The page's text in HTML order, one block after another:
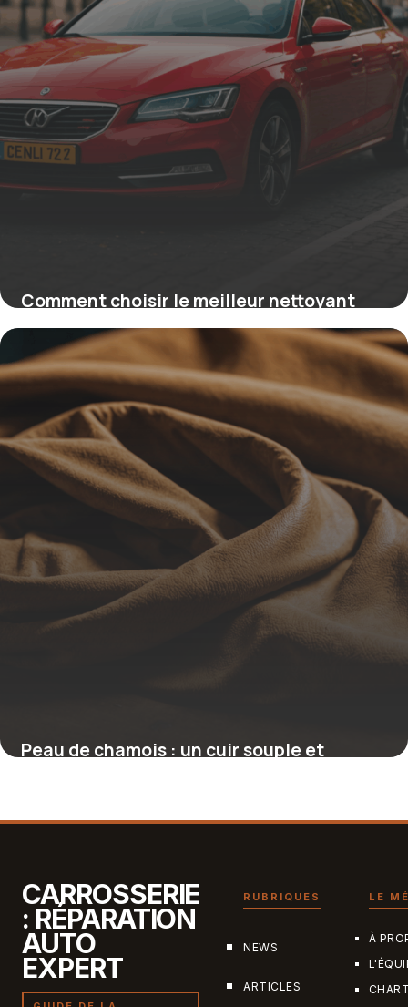
Comment choisir le meilleur nettoyant
moquette voiture pour un intérieur sain
16 juin 2026
Peau de chamois : un cuir souple et
CARROSSERIE
: RÉPARATION
AUTO
EXPERT
RUBRIQUES
NEWS
ARTICLES
LE
À